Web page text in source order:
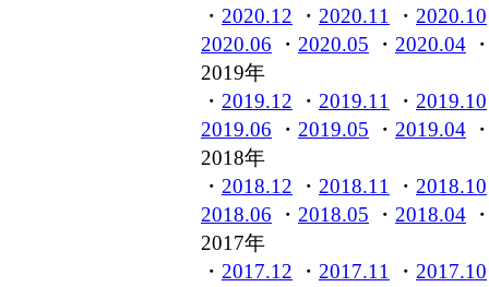
・ 2020.12 ・ 2020.11 ・ 2020.10
2020.06 ・ 2020.05 ・ 2020.04
2019年
・ 2019.12 ・ 2019.11 ・ 2019.10
2019.06 ・ 2019.05 ・ 2019.04
2018年
・ 2018.12 ・ 2018.11 ・ 2018.10
2018.06 ・ 2018.05 ・ 2018.04
2017年
・ 2017.12 ・ 2017.11 ・ 2017.10